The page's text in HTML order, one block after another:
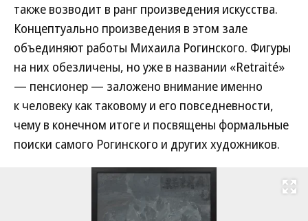
также возводит в ранг произведения искусства.
Концептуально произведения в этом зале
объединяют работы Михаила Рогинского. Фигуры
на них обезличены, но уже в названии «Retraité»
— пенсионер — заложено внимание именно
к человеку как таковому и его повседневности,
чему в конечном итоге и посвящены формальные
поиски самого Рогинского и других художников.
Развернуть